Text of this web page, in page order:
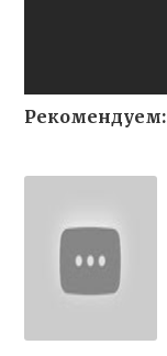
Рекомендуем: